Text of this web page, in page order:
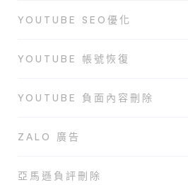
YOUTUBE SEO優化
YOUTUBE 帳號恢復
YOUTUBE 負面內容刪除
ZALO 廣告
亞馬遜負評刪除